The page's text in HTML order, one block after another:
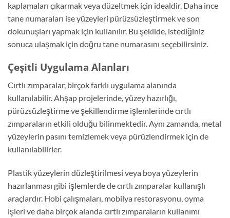
kaplamaları çıkarmak veya düzeltmek için idealdir. Daha ince
tane numaraları ise yüzeyleri pürüzsüzleştirmek ve son
dokunuşları yapmak için kullanılır. Bu şekilde, istediğiniz
sonuca ulaşmak için doğru tane numarasını seçebilirsiniz.
Çeşitli Uygulama Alanları
Cırtlı zımparalar, birçok farklı uygulama alanında
kullanılabilir. Ahşap projelerinde, yüzey hazırlığı,
pürüzsüzleştirme ve şekillendirme işlemlerinde cırtlı
zımparaların etkili olduğu bilinmektedir. Aynı zamanda, metal
yüzeylerin pasını temizlemek veya pürüzlendirmek için de
kullanılabilirler.
Plastik yüzeylerin düzleştirilmesi veya boya yüzeylerin
hazırlanması gibi işlemlerde de cırtlı zımparalar kullanışlı
araçlardır. Hobi çalışmaları, mobilya restorasyonu, oyma
işleri ve daha birçok alanda cırtlı zımparaların kullanımı